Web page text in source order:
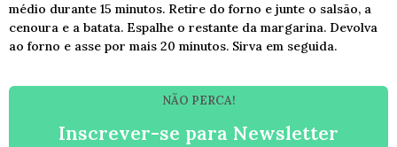
médio durante 15 minutos. Retire do forno e junte o salsão, a
cenoura e a batata. Espalhe o restante da margarina. Devolva
ao forno e asse por mais 20 minutos. Sirva em seguida.
NÃO PERCA!
Inscrever-se para Newsletter